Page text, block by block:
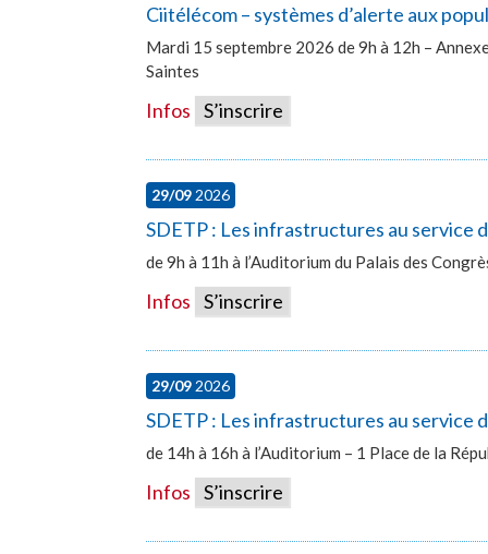
Ciitélécom – systèmes d’alerte aux
Mardi 15 septembre 2026 de 9h à 12h –
Saintes
Infos S’inscrire
29/09 2026
SDETP : Les infrastructures au service
de 9h à 11h à l’Auditorium du Palais des
Infos S’inscrire
29/09 2026
SDETP : Les infrastructures au service
de 14h à 16h à l’Auditorium – 1 Place de la
Infos S’inscrire